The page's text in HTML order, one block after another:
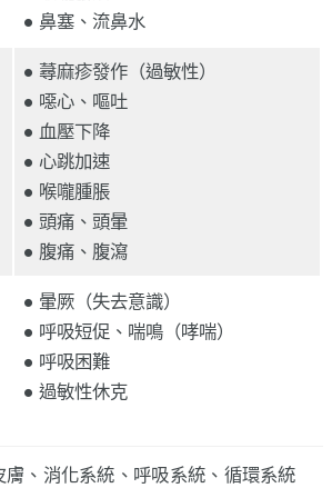
● 鼻塞、流鼻水
● 蕁麻疹發作（過敏性）
● 噁心、嘔吐
● 血壓下降
● 心跳加速
● 喉嚨腫脹
● 頭痛、頭暈
● 腹痛、腹瀉
● 暈厥（失去意識）
● 呼吸短促、喘鳴（哮喘）
● 呼吸困難
● 過敏性休克
、消化系統、呼吸系統、循環系統